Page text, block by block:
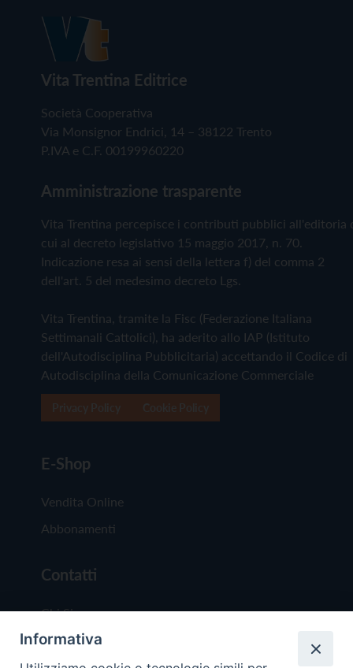
Vita Trentina Editrice
Società Cooperativa
Via Monsignor Endrici, 14 – 38122 Trento
P.IVA e C.F. 00199960220
Amministrazione trasparente
Vita Trentina percepisce i contributi pubblici all'editoria
cui al decreto legislativo 15 maggio 2017, n. 70.
Indicazione resa ai sensi della lettera f) del comma 2
dell'art. 5 del medesimo decreto Lgs.
Vita Trentina, tramite la Fisc (Federazione Italiana
Settimanali Cattolici), ha aderito allo IAP (Istituto
dell'Autodisciplina Pubblicitaria) accettando il Codice di
Autodisciplina della Comunicazione Commerciale
E-Shop
Vendita Online
Abbonamenti
Contatti
Chi Siamo
Redazione
Informativa